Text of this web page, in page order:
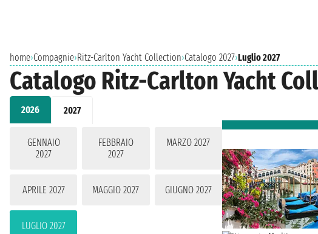
home›Compagnie›Ritz-Carlton Yacht Collection›Catalogo 2027›Luglio 2027
Catalogo Ritz-Carlton Yacht
2026 2027
GENNAIO
2027
FEBBRAIO
2027
MARZO 2027
APRILE 2027 MAGGIO 2027 GIUGNO 2027
LUGLIO 2027